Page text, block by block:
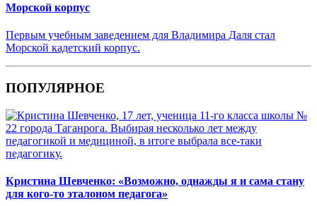
Морской корпус
Первым учебным заведением для Владимира Даля стал
Морской кадетский корпус.
ПОПУЛЯРНОЕ
Кристина Шевченко: «Возможно, однажды я и сама стану
для кого-то эталоном педагога»